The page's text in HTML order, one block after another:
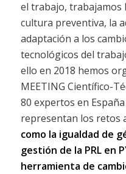
el trabajo, trabajamos
cultura preventiva, la
adaptación a los
tecnológicos del
ello en 2018 hemos
MEETING Científico-
80 expertos en
representan los retos
como la igualdad de
gestión de la PRL en
herramienta de